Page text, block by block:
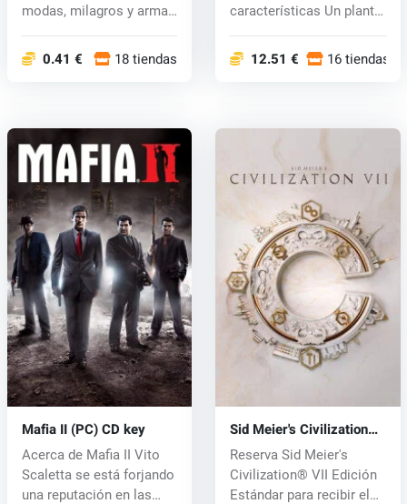
modas, milagros y armas
0.41 € 18 tiendas
características Un plantel
12.51 € 16 tiendas
Mafia II (PC) CD key
Acerca de Mafia II Vito
Scaletta se está forjando
una reputación en las
Sid Meier's Civilization®
VII (PC) key
Reserva Sid Meier's
Civilization® VII Edición
Estándar para recibir el